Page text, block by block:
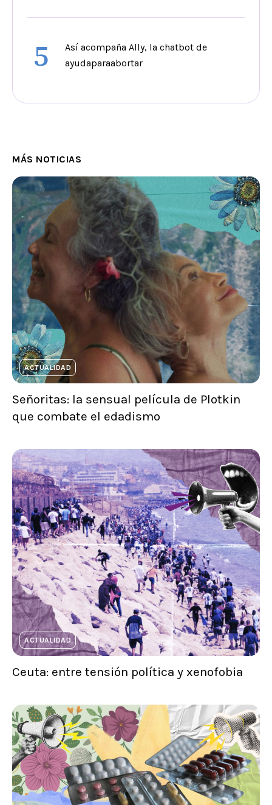
5
Así acompaña Ally, la chatbot de
ayudaparaabortar
MÁS NOTICIAS
ACTUALIDAD
Señoritas: la sensual película de Plotkin
que combate el edadismo
ACTUALIDAD
Ceuta: entre tensión política y xenofobia